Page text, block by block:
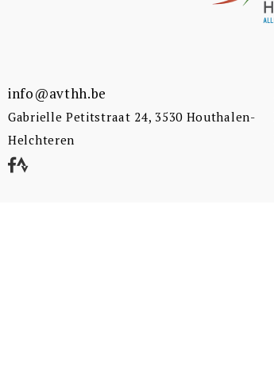
info@avthh.be
Gabrielle Petitstraat 24, 3530 Houthalen-
Helchteren